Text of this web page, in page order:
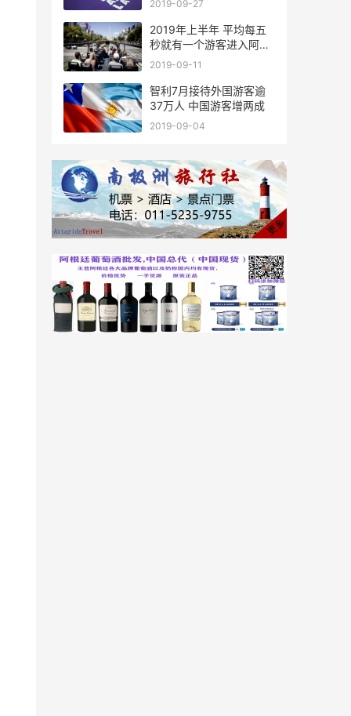
2019-09-27
2019年上半年 平均每五
秒就有一个游客进入阿根
廷
2019-09-11
智利7月接待外国游客逾
37万人 中国游客增两成
2019-09-04